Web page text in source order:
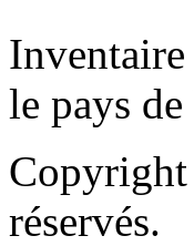
Inventaire
le pays de
réservés.